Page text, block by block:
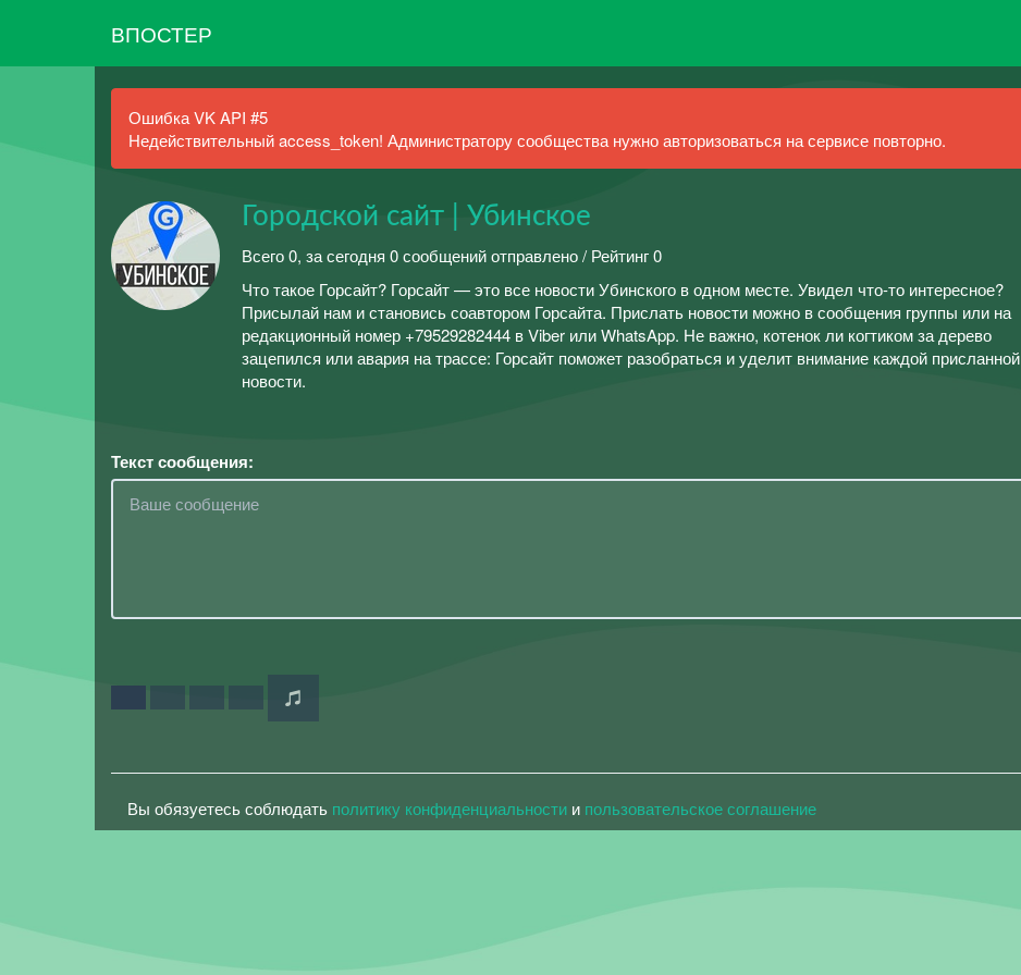
ВПОСТЕР
Ошибка VK API #5
Недействительный access_token! Администратору сообщества нужно авторизоваться на сервисе повторно.
Городской сайт | Убинское
Всего 0, за сегодня 0 сообщений отправлено / Рейтинг 0
Что такое Горсайт? Горсайт — это все новости Убинского в одном месте. Увидел что-то интересное?
Присылай нам и становись соавтором Горсайта. Прислать новости можно в сообщения группы или на
редакционный номер +79529282444 в Viber или WhatsApp. Не важно, котенок ли когтиком за дерево
зацепился или авария на трассе: Горсайт поможет разобраться и уделит внимание каждой присланной
новости.
Текст сообщения:
Вы обязуетесь соблюдать политику конфиденциальности и пользовательское соглашение